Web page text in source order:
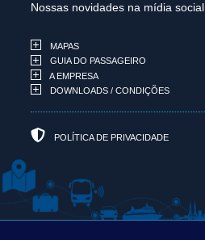
Nossas novidades na mídia social
MAPAS
GUIA DO PASSAGEIRO
A EMPRESA
DOWNLOADS / CONDIÇÕES
POLÍTICA DE PRIVACIDADE